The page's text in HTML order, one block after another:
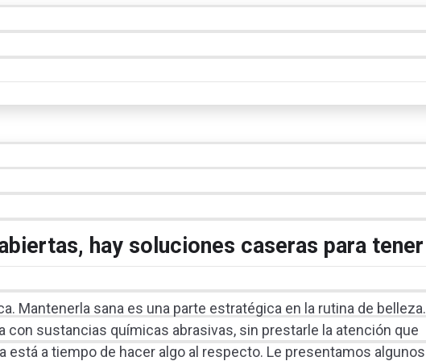
hay soluciones caseras para tener
Mantenerla sana es una parte estratégica en la rutina de belleza.
con sustancias químicas abrasivas, sin prestarle la atención que
está a tiempo de hacer algo al respecto. Le presentamos algunos